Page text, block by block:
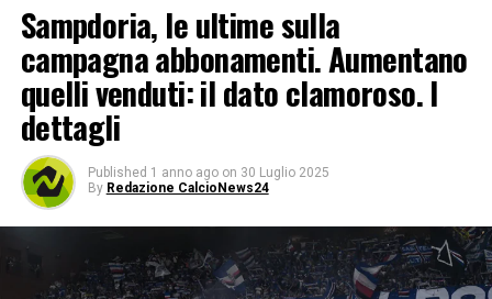
Sampdoria, le ultime sulla
campagna abbonamenti. Aumentano
quelli venduti: il dato clamoroso. I
dettagli
Published 1 anno ago on 30 Luglio 2025
By Redazione CalcioNews24